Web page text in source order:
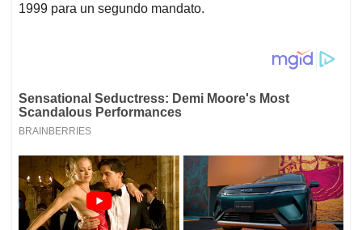
1999 para un segundo mandato.